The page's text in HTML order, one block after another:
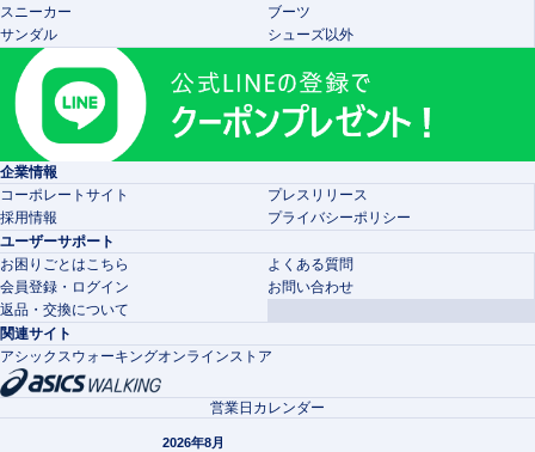
スニーカー
ブーツ
サンダル
シューズ以外
企業情報
コーポレートサイト
プレスリリース
採用情報
プライバシーポリシー
ユーザーサポート
お困りごとはこちら
よくある質問
会員登録・ログイン
お問い合わせ
返品・交換について
関連サイト
アシックスウォーキングオンラインストア
営業日カレンダー
2026年8月